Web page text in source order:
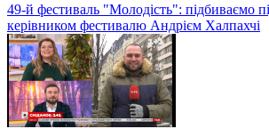
49-й фестиваль "Молодість": підбиваємо
керівником фестивалю Андрієм Халпахчі